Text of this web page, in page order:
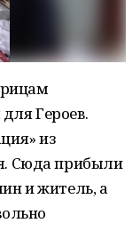
Героев.
из
Сюда прибыли
и житель, а